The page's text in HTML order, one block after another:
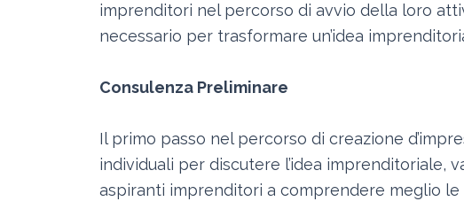
imprenditori nel percorso di avvio della loro
necessario per trasformare un’idea
Consulenza Preliminare
Il primo passo nel percorso di creazione
individuali per discutere l’idea imprenditoriale,
aspiranti imprenditori a comprendere meglio